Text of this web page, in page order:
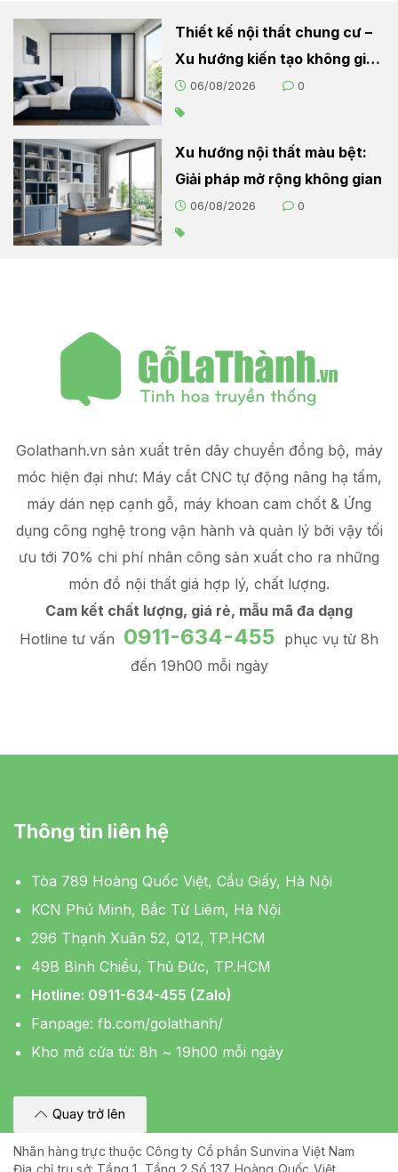
Thiết kế nội thất chung cư –
Xu hướng kiến tạo không gian
sống hiện đại
06/08/2026 0
Xu hướng nội thất màu bệt:
Giải pháp mở rộng không gian
06/08/2026 0
Golathanh.vn sản xuất trên dây chuyền đồng bộ, máy
móc hiện đại như: Máy cắt CNC tự động nâng hạ tấm,
máy dán nẹp cạnh gỗ, máy khoan cam chốt & Ứng
dụng công nghệ trong vận hành và quản lý bởi vậy tối
ưu tới 70% chi phí nhân công sản xuất cho ra những
món đồ nội thất giá hợp lý, chất lượng.
Cam kết chất lượng, giá rẻ, mẫu mã đa dạng
Hotline tư vấn 0911-634-455 phục vụ từ 8h
đến 19h00 mỗi ngày
Thông tin liên hệ
Tòa 789 Hoàng Quốc Việt, Cầu Giấy, Hà Nội
KCN Phú Minh, Bắc Từ Liêm, Hà Nội
296 Thạnh Xuân 52, Q12, TP.HCM
49B Bình Chiểu, Thủ Đức, TP.HCM
Hotline: 0911-634-455 (Zalo)
Fanpage: fb.com/golathanh/
Kho mở cửa từ: 8h ~ 19h00 mỗi ngày
Quay trở lên
Nhãn hàng trực thuộc Công ty Cổ phần Sunvina Việt Nam
Địa chỉ trụ sở: Tầng 1, Tầng 2 Số 137 Hoàng Quốc Việt,